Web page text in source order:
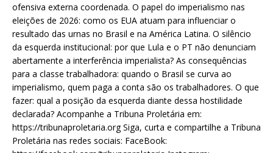
ofensiva externa coordenada. O papel do imperialismo nas
eleições de 2026: como os EUA atuam para influenciar o
resultado das urnas no Brasil e na América Latina. O silêncio
da esquerda institucional: por que Lula e o PT não denunciam
abertamente a interferência imperialista? As consequências
para a classe trabalhadora: quando o Brasil se curva ao
imperialismo, quem paga a conta são os trabalhadores. O que
fazer: qual a posição da esquerda diante dessa hostilidade
declarada? Acompanhe a Tribuna Proletária em:
https://tribunaproletaria.org Siga, curta e compartilhe a Tribuna
Proletária nas redes sociais: FaceBook: